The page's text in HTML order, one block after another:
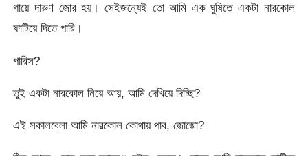
গায়ে দারুণ জোর হয়। সেইজন্যেই তো আমি এক ঘুষিতে একটা নারকোল
ফাটিয়ে দিতে পারি।
পারিস?
তুই একটা নারকোল নিয়ে আয়, আমি দেখিয়ে দিচ্ছি?
এই সকালবেলা আমি নারকোল কোথায় পাব, জোজো?